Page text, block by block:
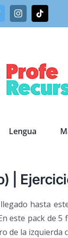
InstagramTiktok
Lengua
|
hasta
este pack de
de la izquierda